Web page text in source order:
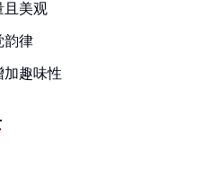
且美观
韵律
加趣味性